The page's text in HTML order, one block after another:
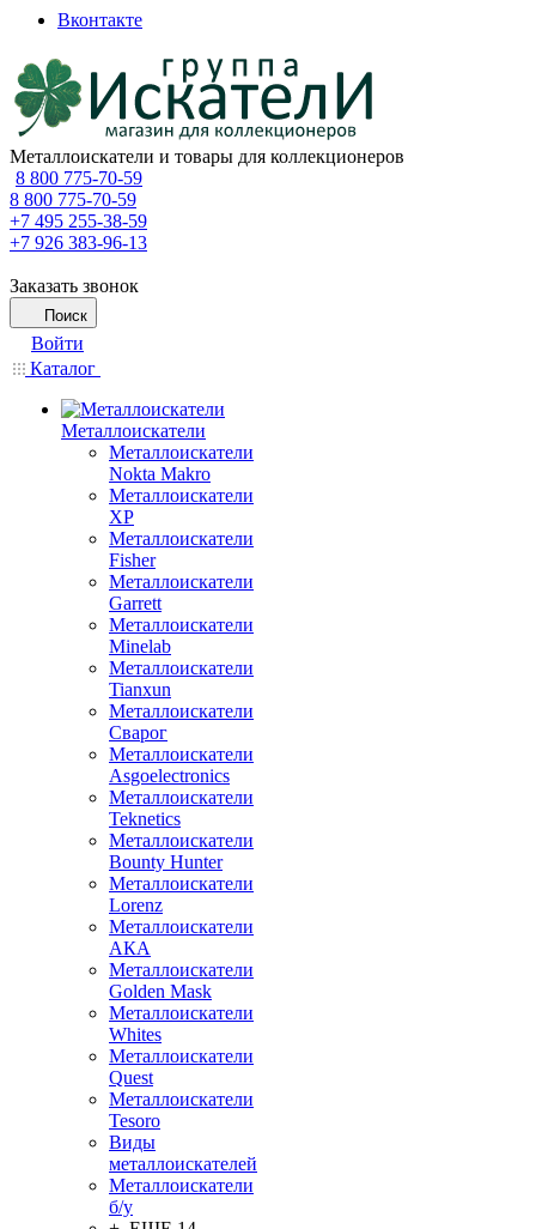
Вконтакте
Металлоискатели и товары для коллекционеров
8 800 775-70-59
8 800 775-70-59
+7 495 255-38-59
+7 926 383-96-13
Заказать звонок
Поиск
Войти
Каталог
Металлоискатели
Металлоискатели
Nokta Makro
Металлоискатели
XP
Металлоискатели
Fisher
Металлоискатели
Garrett
Металлоискатели
Minelab
Металлоискатели
Tianxun
Металлоискатели
Сварог
Металлоискатели
Asgoelectronics
Металлоискатели
Teknetics
Металлоискатели
Bounty Hunter
Металлоискатели
Lorenz
Металлоискатели
АКА
Металлоискатели
Golden Mask
Металлоискатели
Whites
Металлоискатели
Quest
Металлоискатели
Tesoro
Виды
металлоискателей
Металлоискатели
б/у